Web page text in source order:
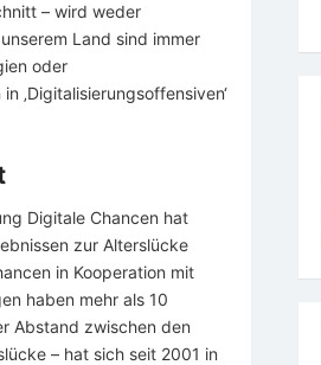
– wird weder
Land sind immer
oder
‚Digitalisierungsoffensiven‘
Digitale Chancen hat
zur Alterslücke
in Kooperation mit
haben mehr als 10
Abstand zwischen den
– hat sich seit 2001 in